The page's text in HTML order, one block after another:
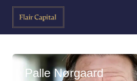
Palle Nørgaard